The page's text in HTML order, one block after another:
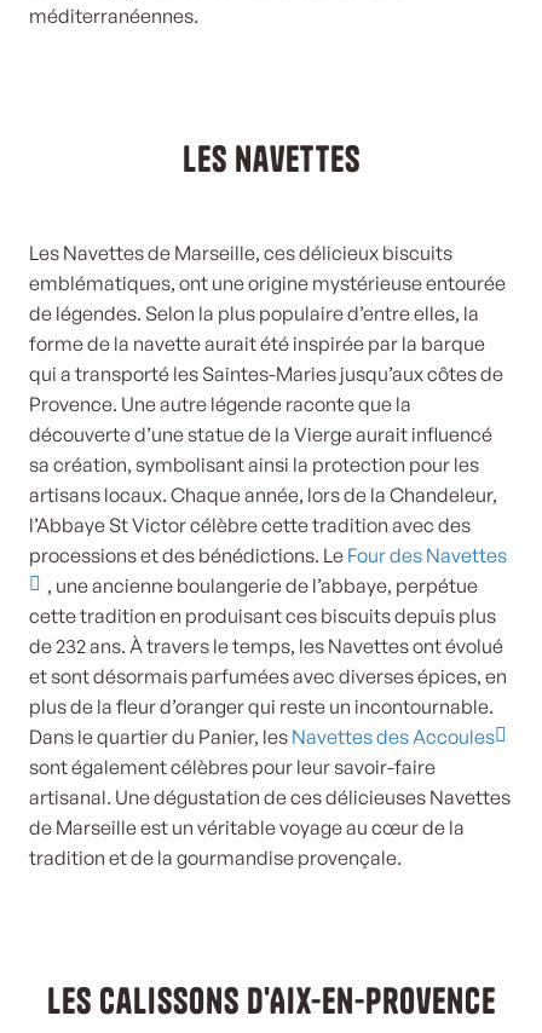
méditerranéennes.
Les navettes
Les Navettes de Marseille, ces délicieux biscuits
emblématiques, ont une origine mystérieuse entourée
de légendes. Selon la plus populaire d’entre elles, la
forme de la navette aurait été inspirée par la barque
qui a transporté les Saintes-Maries jusqu’aux côtes de
Provence. Une autre légende raconte que la
découverte d’une statue de la Vierge aurait influencé
sa création, symbolisant ainsi la protection pour les
artisans locaux. Chaque année, lors de la Chandeleur,
l’Abbaye St Victor célèbre cette tradition avec des
processions et des bénédictions. Le Four des Navettes
, une ancienne boulangerie de l’abbaye, perpétue
cette tradition en produisant ces biscuits depuis plus
de 232 ans. À travers le temps, les Navettes ont évolué
et sont désormais parfumées avec diverses épices, en
plus de la fleur d’oranger qui reste un incontournable.
Dans le quartier du Panier, les Navettes des Accoules
sont également célèbres pour leur savoir-faire
artisanal. Une dégustation de ces délicieuses Navettes
de Marseille est un véritable voyage au cœur de la
tradition et de la gourmandise provençale.
Les calissons d'Aix-En-Provence